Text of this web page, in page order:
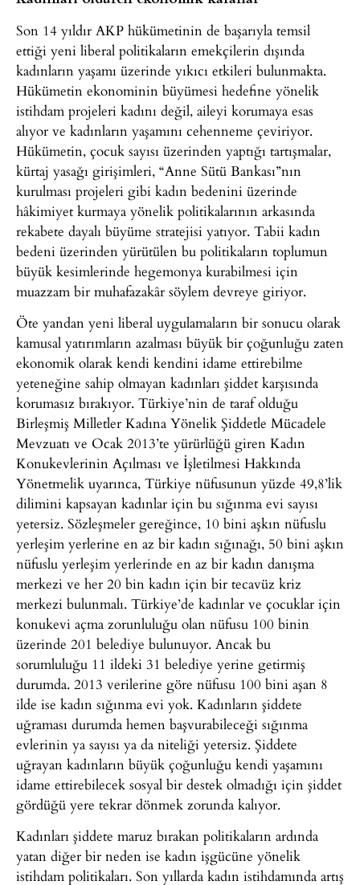
Son 14 yıldır AKP hükümetinin de başarıyla temsil
ettiği yeni liberal politikaların emekçilerin dışında
kadınların yaşamı üzerinde yıkıcı etkileri bulunmakta.
Hükümetin ekonominin büyümesi hedefine yönelik
istihdam projeleri kadını değil, aileyi korumaya esas
alıyor ve kadınların yaşamını cehenneme çeviriyor.
Hükümetin, çocuk sayısı üzerinden yaptığı tartışmalar,
kürtaj yasağı girişimleri, “Anne Sütü Bankası”nın
kurulması projeleri gibi kadın bedenini üzerinde
hâkimiyet kurmaya yönelik politikalarının arkasında
rekabete dayalı büyüme stratejisi yatıyor. Tabii kadın
bedeni üzerinden yürütülen bu politikaların toplumun
büyük kesimlerinde hegemonya kurabilmesi için
muazzam bir muhafazakâr söylem devreye giriyor.
Öte yandan yeni liberal uygulamaların bir sonucu olarak
kamusal yatırımların azalması büyük bir çoğunluğu zaten
ekonomik olarak kendi kendini idame ettirebilme
yeteneğine sahip olmayan kadınları şiddet karşısında
korumasız bırakıyor. Türkiye’nin de taraf olduğu
Birleşmiş Milletler Kadına Yönelik Şiddetle Mücadele
Mevzuatı ve Ocak 2013’te yürürlüğü giren Kadın
Konukevlerinin Açılması ve İşletilmesi Hakkında
Yönetmelik uyarınca, Türkiye nüfusunun yüzde 49,8’lik
dilimini kapsayan kadınlar için bu sığınma evi sayısı
yetersiz. Sözleşmeler gereğince, 10 bini aşkın nüfuslu
yerleşim yerlerine en az bir kadın sığınağı, 50 bini aşkın
nüfuslu yerleşim yerlerinde en az bir kadın danışma
merkezi ve her 20 bin kadın için bir tecavüz kriz
merkezi bulunmalı. Türkiye’de kadınlar ve çocuklar için
konukevi açma zorunluluğu olan nüfusu 100 binin
üzerinde 201 belediye bulunuyor. Ancak bu
sorumluluğu 11 ildeki 31 belediye yerine getirmiş
durumda. 2013 verilerine göre nüfusu 100 bini aşan 8
ilde ise kadın sığınma evi yok. Kadınların şiddete
uğraması durumda hemen başvurabileceği sığınma
evlerinin ya sayısı ya da niteliği yetersiz. Şiddete
uğrayan kadınların büyük çoğunluğu kendi yaşamını
idame ettirebilecek sosyal bir destek olmadığı için şiddet
gördüğü yere tekrar dönmek zorunda kalıyor.
Kadınları şiddete maruz bırakan politikaların ardında
yatan diğer bir neden ise kadın işgücüne yönelik
istihdam politikaları. Son yıllarda kadın istihdamında artış